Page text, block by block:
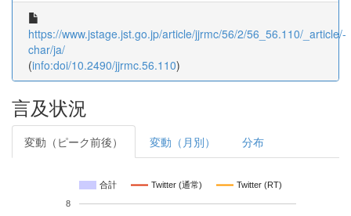
https://www.jstage.jst.go.jp/article/jjrmc/56/2/56_56.110/_article/-
char/ja/
(info:doi/10.2490/jjrmc.56.110)
言及状況
変動（ピーク前後） 変動（月別） 分布
合計 Twitter (通常) Twitter (RT)
8